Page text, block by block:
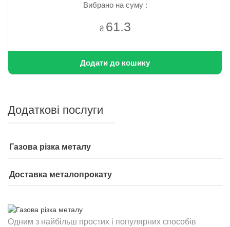
Вибрано на суму :
₴ 61.3
Додати до кошику
Додаткові послуги
Газова різка металу
Доставка металопрокату
Одним з найбільш простих і популярних способів